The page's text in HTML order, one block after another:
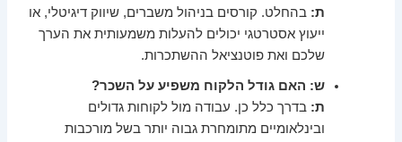
ת: בהחלט. קורסים בניהול משברים, שיווק דיגיטלי, או
ייעוץ אסטרטגי יכולים להעלות משמעותית את הערך
שלכם ואת פוטנציאל ההשתכרות.
ש: האם גודל הלקוח משפיע על השכר?
ת: בדרך כלל כן. עבודה מול לקוחות גדולים
ובינלאומיים מתומחרת גבוה יותר בשל מורכבות